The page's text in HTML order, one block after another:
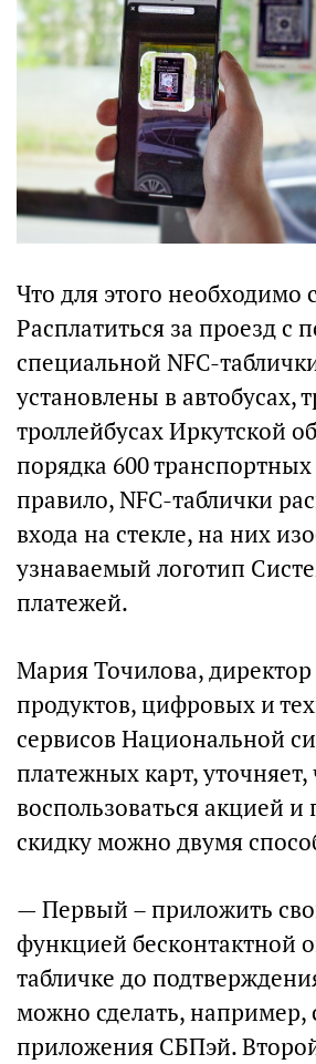
Что для этого необходимо
Расплатиться за проезд с
специальной NFC-
установлены в автобусах,
троллейбусах Иркутской
порядка 600 транспортных
правило, NFC-таблички
входа на стекле, на них
узнаваемый логотип
платежей.
Мария Точилова,
продуктов, цифровых и
сервисов Национальной
платежных карт, уточняет,
воспользоваться акцией и
скидку можно двумя
— Первый – приложить
функцией бесконтактной
табличке до
можно сделать,
приложения СБПэй.